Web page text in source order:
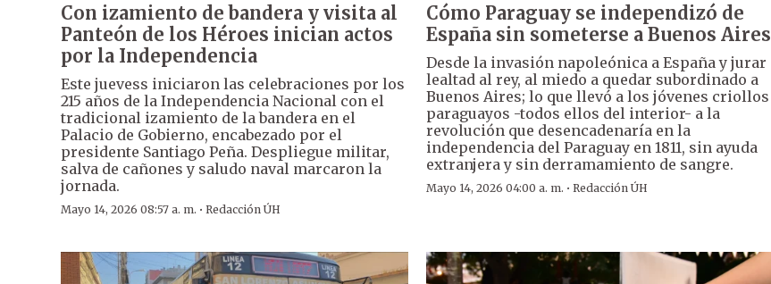
Con izamiento de bandera y visita al
Panteón de los Héroes inician actos
por la Independencia
Este juevess iniciaron las celebraciones por los
215 años de la Independencia Nacional con el
tradicional izamiento de la bandera en el
Palacio de Gobierno, encabezado por el
presidente Santiago Peña. Despliegue militar,
salva de cañones y saludo naval marcaron la
jornada.
Mayo 14, 2026 08:57 a. m. · Redacción ÚH
Cómo Paraguay se independizó de
España sin someterse a Buenos Aires
Desde la invasión napoleónica a España y jurar
lealtad al rey, al miedo a quedar subordinado a
Buenos Aires; lo que llevó a los jóvenes criollos
paraguayos -todos ellos del interior- a la
revolución que desencadenaría en la
independencia del Paraguay en 1811, sin ayuda
extranjera y sin derramamiento de sangre.
Mayo 14, 2026 04:00 a. m. ·Redacción ÚH